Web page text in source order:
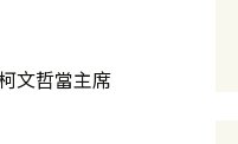
文哲當主席